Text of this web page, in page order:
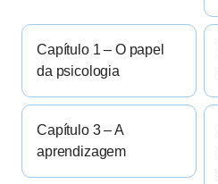
Capítulo 1 – O papel
da psicologia
Capítulo 3 – A
aprendizagem